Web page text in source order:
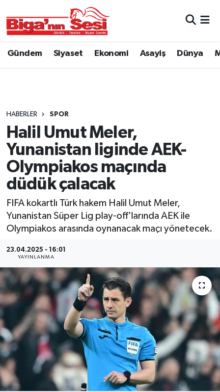
Gündem Siyaset Ekonomi Asayiş Dünya
HABERLER SPOR
Halil Umut Meler,
Yunanistan liginde AEK-
Olympiakos maçında
düdük çalacak
FIFA kokartlı Türk hakem Halil Umut Meler,
Yunanistan Süper Lig play-off'larında AEK ile
Olympiakos arasında oynanacak maçı yönetecek.
23.04.2025 - 16:01
YAYINLANMA
Asayiş
Belediye
Dünya
Eğitim
Ekonomi
Genel
İlan
Kültür Sanat
Magazin
Otomobil
Politika
Çanakkale Hava Durumu
Tüm Manşetler
Son Dakika Haberleri
Haber Arşivi